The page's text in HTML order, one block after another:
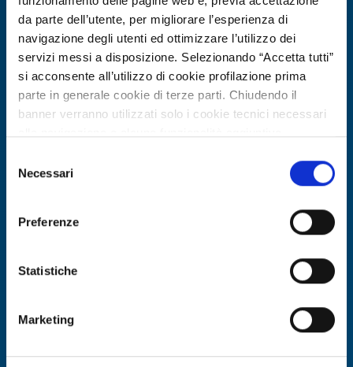
da parte dell’utente, per migliorare l’esperienza di
navigazione degli utenti ed ottimizzare l’utilizzo dei
servizi messi a disposizione. Selezionando “Accetta tutti”
si acconsente all’utilizzo di cookie profilazione prima
parte in generale cookie di terze parti. Chiudendo il
banner verranno utilizzati solo i cookie tecnici necessari
Per conoscere i dettagli, consulta la nostra cookie policy.
https://www.openinnovation.regione.lombardia.it/it/co
https://www.openinnovation.regione.lombardia.it/it/pr
delNecessari
Preferenze
Statistiche
Marketing
Business request
Azienda polacca cerca fornitore di
sistema gestionale multilingue per
ID: BRPL20260506006
DISCOVER MORE →